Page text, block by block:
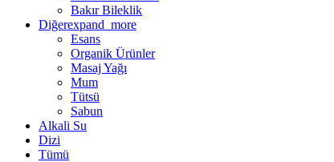
Bakır Bileklik
Diğerexpand_more
Esans
Organik Ürünler
Masaj Yağı
Mum
Tütsü
Sabun
Alkali Su
Dizi
Tümü